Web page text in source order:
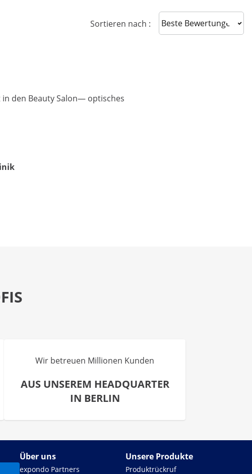
Sortieren nach : Sort reviews
den Beauty Salon— optisches
Wir betreuen Millionen Kunden
AUS UNSEREM HEADQUARTER
IN BERLIN
Über uns
expondo Partners
Unsere Produkte
Produktrückruf